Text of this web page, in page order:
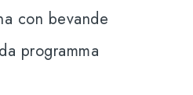
con bevande
programma